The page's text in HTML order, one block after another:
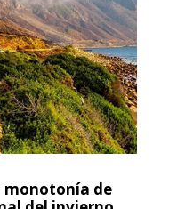
monotonía de